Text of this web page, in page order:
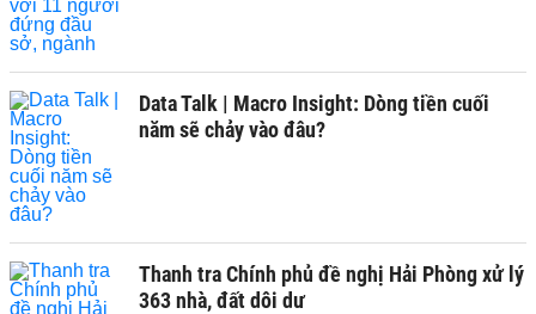
Data Talk | Macro Insight: Dòng tiền cuối
năm sẽ chảy vào đâu?
Thanh tra Chính phủ đề nghị Hải Phòng xử lý
363 nhà, đất dôi dư